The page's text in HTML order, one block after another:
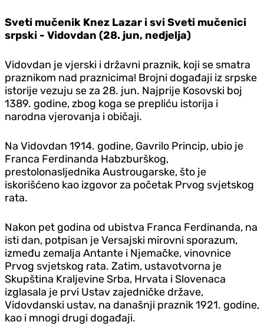
Sveti mučenik Knez Lazar i svi Sveti mučenici
srpski - Vidovdan (28. jun, nedjelja)
Vidovdan je vjerski i državni praznik, koji se smatra
praznikom nad praznicima! Brojni događaji iz srpske
istorije vezuju se za 28. jun. Najprije Kosovski boj
1389. godine, zbog koga se prepliću istorija i
narodna vjerovanja i običaji.
Na Vidovdan 1914. godine, Gavrilo Princip, ubio je
Franca Ferdinanda Habzburškog,
prestolonasljednika Austrougarske, što je
iskorišćeno kao izgovor za početak Prvog svjetskog
rata.
Nakon pet godina od ubistva Franca Ferdinanda, na
isti dan, potpisan je Versajski mirovni sporazum,
između zemalja Antante i Njemačke, vinovnice
Prvog svjetskog rata. Zatim, ustavotvorna je
Skupština Kraljevine Srba, Hrvata i Slovenaca
izglasala je prvi Ustav zajedničke države,
Vidovdanski ustav, na današnji praznik 1921. godine,
kao i mnogi drugi događaji.